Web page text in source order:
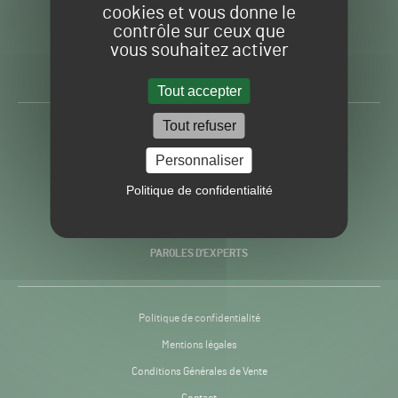
cookies et vous donne le
contrôle sur ceux que
vous souhaitez activer
Tout accepter
Tout refuser
Personnaliser
Politique de confidentialité
Gazon
Sport
H24
-
Toute l’info autour du
PRATIQUES
PAROLES D’EXPERTS
Politique de confidentialité
Mentions légales
Conditions Générales de Vente